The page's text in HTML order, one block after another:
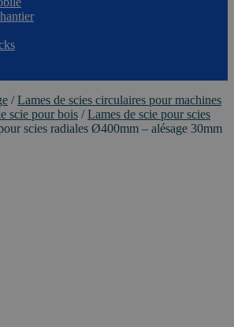
/Lames de scies circulaires pour machines
scie pour bois /Lames de scie pour scies
scies radiales Ø400mm – alésage 30mm